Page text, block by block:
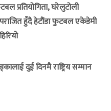
प्रतियोगिता, घरेलुटोली
हुँदै हेटौंडा फुटबल एकेडेमी
दुई दिनमै राष्ट्रिय सम्मान